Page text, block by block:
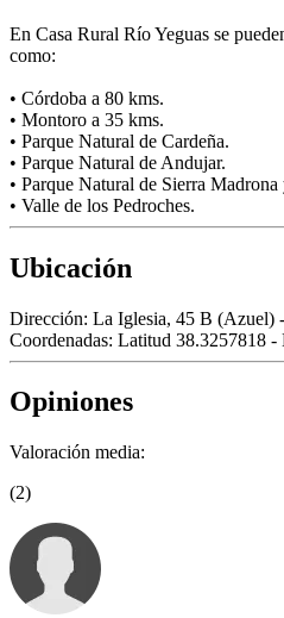
En Casa Rural Río Yeguas se
como:
• Córdoba a 80 kms.
• Montoro a 35 kms.
• Parque Natural de Cardeña.
• Parque Natural de Andujar.
• Parque Natural de Sierra
• Valle de los Pedroches.
Ubicación
Dirección: La Iglesia, 45 B (Azuel)
Coordenadas: Latitud 38.3257818
Opiniones
Valoración media:
(2)